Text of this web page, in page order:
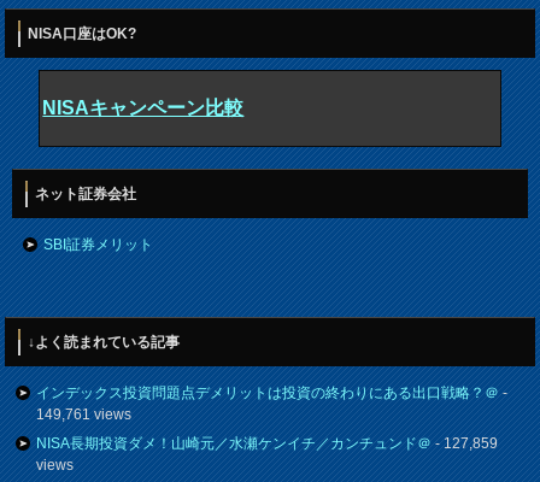
NISA口座はOK?
NISAキャンペーン比較
ネット証券会社
SBI証券メリット
↓よく読まれている記事
インデックス投資問題点デメリットは投資の終わりにある出口戦略？＠-
149,761 views
NISA長期投資ダメ！山崎元／水瀬ケンイチ／カンチュンド＠- 127,859
views